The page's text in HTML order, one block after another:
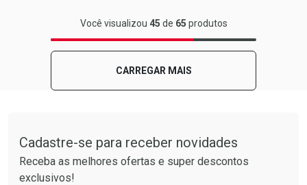
FECHAR
Laboratório
FECHAR
Por Menos
Você visualizou 45 de 65 produtos
CARREGAR MAIS
Cadastre-se para receber novidades
Receba as melhores ofertas e super descontos
exclusivos!